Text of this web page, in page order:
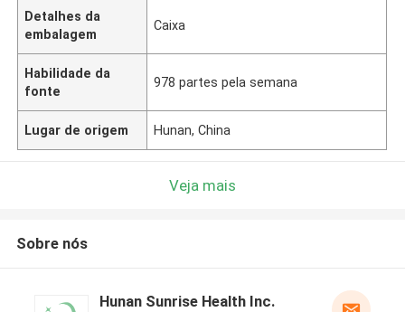
Detalhes da
embalagem
Caixa
Habilidade da
fonte
978 partes pela semana
Lugar de origem Hunan, China
Veja mais
Sobre nós
Hunan Sunrise Health Inc.